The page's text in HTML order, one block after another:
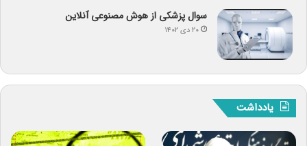
سوال پزشکی از هوش مصنوعی آنلاین
۲۰ دی ۱۴۰۲
یادداشت